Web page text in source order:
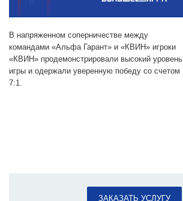
В напряженном соперничестве между
командами «Альфа Гарант» и «КВИН» игроки
«КВИН» продемонстрировали высокий уровень
игры и одержали уверенную победу со счетом
7:1.
ЗАКАЗАТЬ УСЛУГУ